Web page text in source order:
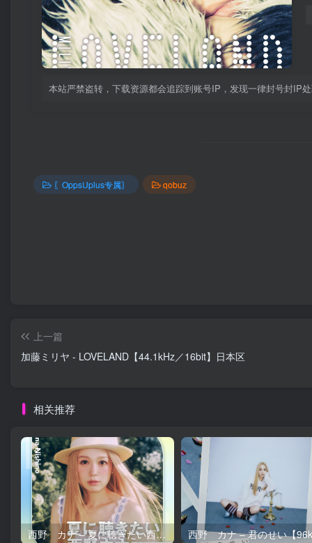
本站严禁盗转，下载资源都会追踪到账号IP，发现一律封号封IP
〖OppsUplus专属〗 qobuz
上一篇
加藤ミリヤ - LOVELAND【44.1kHz／16bit】日本区
相关推荐
西野 カナ – 夏に聴きたい西野カナ2026【44.1kHz／16bit】日本区